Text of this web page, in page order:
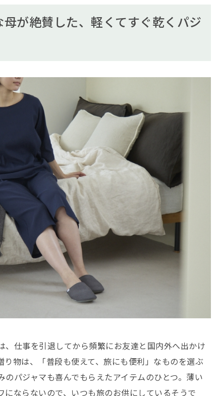
母が絶賛した、軽くてすぐ乾くパジ
、仕事を引退してから頻繁にお友達と国内外へ出かけ
り物は、「普段も使えて、旅にも便利」なものを選ぶ
のパジャマも喜んでもらえたアイテムのひとつ。薄い
にならないので、いつも旅のお供にしているそうで